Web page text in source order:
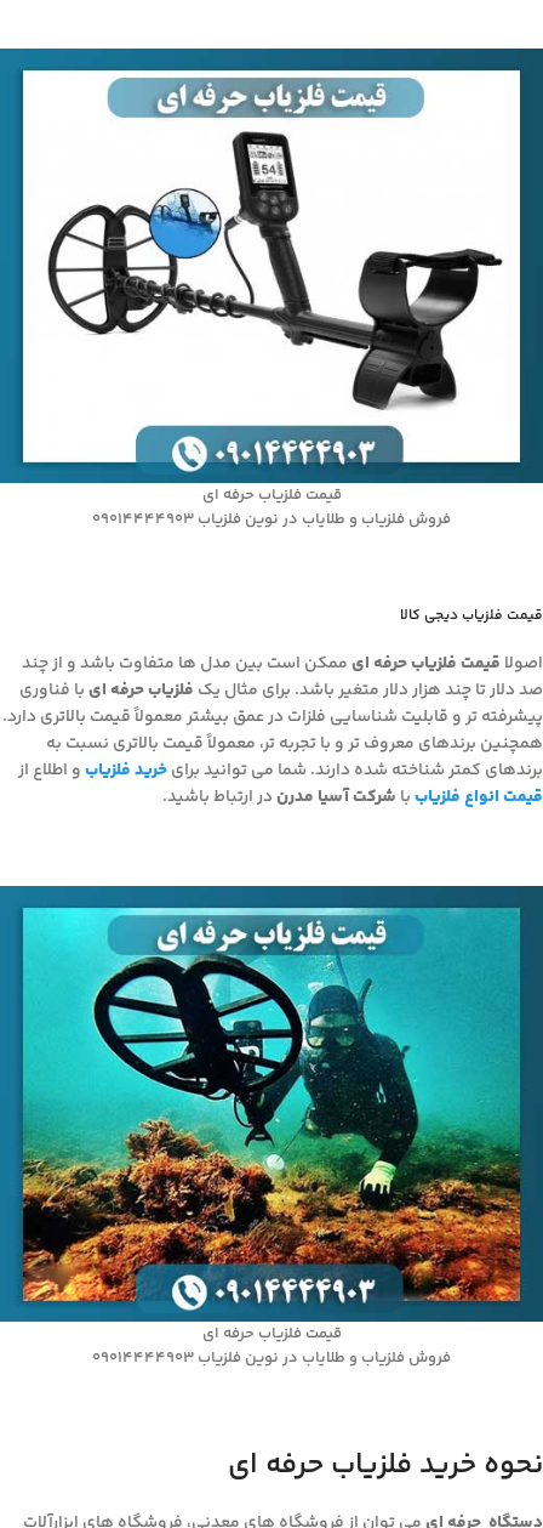
قیمت فلزیاب حرفه ای
فروش فلزیاب و طلایاب در نوین فلزیاب 09014444903
قیمت فلزیاب دیجی کالا
اصولا قیمت فلزیاب حرفه ایممکن است بین مدل ها متفاوت باشد و از چند
صد دلار تا چند هزار دلار متغیر باشد. برای مثال یک فلزیاب حرفه ایبا فناوری
پیشرفته تر و قابلیت شناسایی فلزات در عمق بیشتر معمولاً قیمت بالاتری دارد.
همچنین برندهای معروف تر و با تجربه تر، معمولاً قیمت بالاتری نسبت به
برندهای کمتر شناخته شده دارند. شما می توانید برایخرید فلزیابو اطلاع از
قیمت انواع فلزیاببا شرکت آسیا مدرندر ارتباط باشید.
قیمت فلزیاب حرفه ای
فروش فلزیاب و طلایاب در نوین فلزیاب 09014444903
نحوه خرید فلزیاب حرفه ای